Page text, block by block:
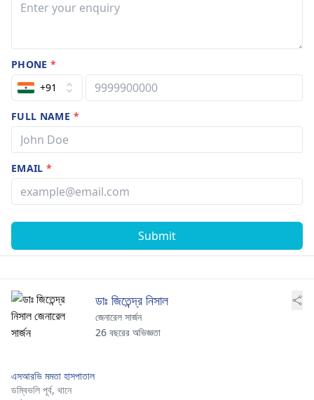
PHONE*
+91
FULL NAME *
EMAIL*
Submit
ডাঃ জিতেন্দ্র নিসাল
জেনারেল সার্জন
26 বছরের অভিজ্ঞতা
এসআরভি মমতা হাসপাতাল
ডম্বিভলি পূর্ব, থানে